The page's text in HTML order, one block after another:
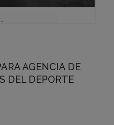
AGENCIA DE
DEL DEPORTE